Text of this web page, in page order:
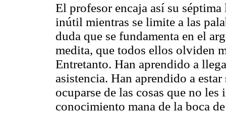
El profesor encaja así su
inútil mientras se limite a las
duda que se fundamenta en el
medita, que todos ellos olviden
Entretanto. Han aprendido a
asistencia. Han aprendido a
ocuparse de las cosas que no
conocimiento mana de la boca